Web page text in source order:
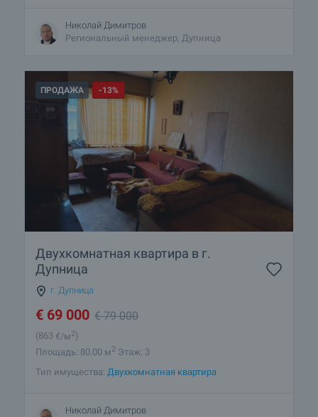
Николай Димитров
Региональный менеджер, Дупница
ПРОДАЖА -13%
Двухкомнатная квартира в г.
Дупница
г. Дупница
€ 69 000 €79 000
(863 €/м2)
Площадь: 80.00 м2 Этаж: 3
Тип имущества: Двухкомнатная квартира
Николай Димитров